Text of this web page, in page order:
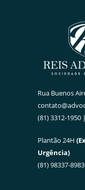
Rua Buenos
(81) 3312-1950
Plantão 24H
Urgência)
(81) 98337-8983